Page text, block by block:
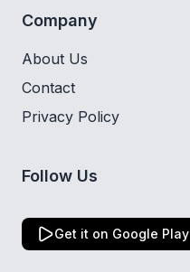
Company
About Us
Contact
Privacy Policy
Follow Us
Get it on Google Play